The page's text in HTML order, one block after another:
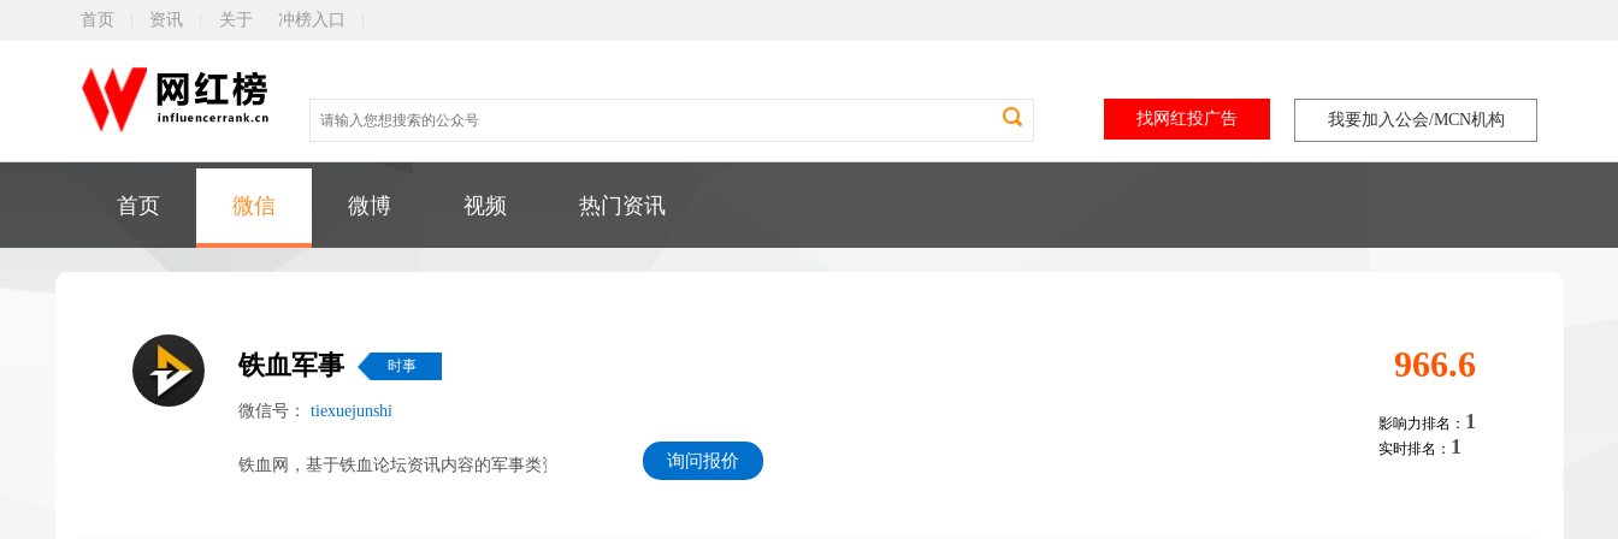
首页 资讯 关于 冲榜入口
我要加入公会/MCN机构
找网红投广告
首页 微信 微博 视频 热门资讯
铁血军事 时事
微信号： tiexuejunshi
铁血网，基于铁血论坛资讯内容的军事类资讯门户。
966.6
影响力排名： 1
实时排名： 1
询问报价